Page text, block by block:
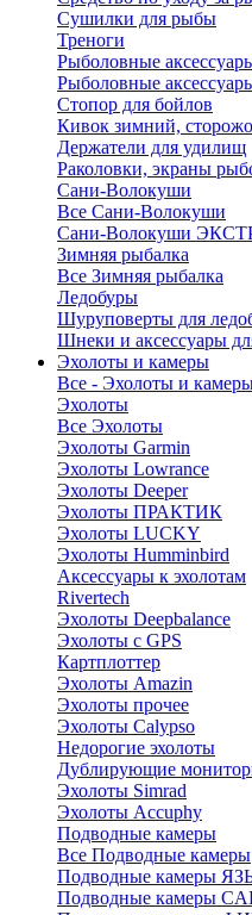
Сушилки для рыбы
Треноги
Рыболовные
Рыболовные
Стопор для бойлов
Кивок зимний,
Держатели для удилищ
Раколовки, экраны
Сани-Волокуши
Все Сани-Волокуши
Сани-Волокуши
Зимняя рыбалка
Все Зимняя рыбалка
Ледобуры
Шуруповерты для
Шнеки и аксессуары
Эхолоты и камеры
Все - Эхолоты и
Эхолоты
Все Эхолоты
Эхолоты Garmin
Эхолоты Lowrance
Эхолоты Deeper
Эхолоты ПРАКТИК
Эхолоты LUCKY
Эхолоты Humminbird
Аксессуары к эхолотам
Rivertech
Эхолоты Deepbalance
Эхолоты с GPS
Картплоттер
Эхолоты Amazin
Эхолоты прочее
Эхолоты Calypso
Недорогие эхолоты
Дублирующие
Эхолоты Simrad
Эхолоты Accuphy
Подводные камеры
Все Подводные камеры
Подводные камеры
Подводные камеры